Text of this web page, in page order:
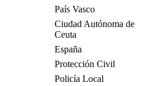
País Vasco
Ciudad Autónoma de
Ceuta
España
Protección Civil
Policía Local